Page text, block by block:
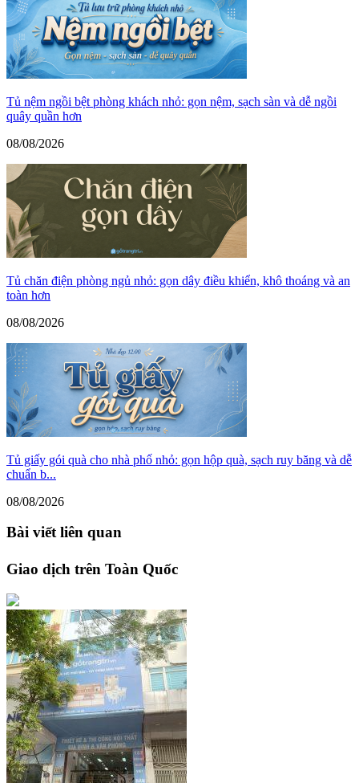
Tủ nệm ngồi bệt phòng khách nhỏ: gọn nệm, sạch sàn và dễ ngồi
quây quần hơn
08/08/2026
Tủ chăn điện phòng ngủ nhỏ: gọn dây điều khiển, khô thoáng và an
toàn hơn
08/08/2026
Tủ giấy gói quà cho nhà phố nhỏ: gọn hộp quà, sạch ruy băng và dễ
chuẩn b...
08/08/2026
Bài viết liên quan
Giao dịch trên Toàn Quốc